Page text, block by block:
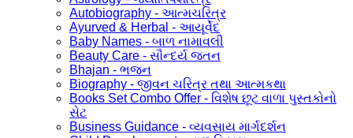
Autobiography - આત્મચરિત્ર
Ayurved & Herbal - આયૂર્વેદ
Baby Names - બાળ નામાવલી
Beauty Care - સૌન્દર્ય જતન
Bhajan - ભજન
Biography - જીવન ચરિત્ર તથા આત્મકથા
Books Set Combo Offer - વિશેષ છૂટ વાળા પુસ્તકોનો
સેટ
Business Guidance - વ્યવસાય માર્ગદર્શન